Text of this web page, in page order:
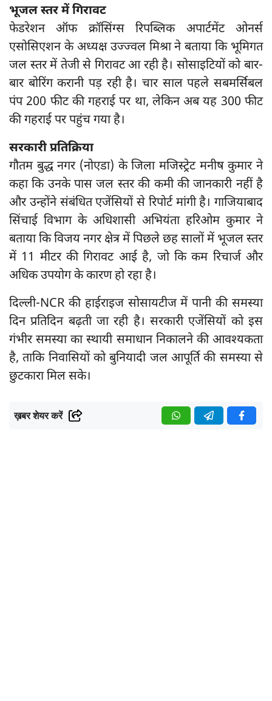
भूजल स्तर में गिरावट
फेडरेशन ऑफ क्रॉसिंग्स रिपब्लिक अपार्टमेंट ओनर्स
एसोसिएशन के अध्यक्ष उज्ज्वल मिश्रा ने बताया कि भूमिगत
जल स्तर में तेजी से गिरावट आ रही है। सोसाइटियों को बार-
बार बोरिंग करानी पड़ रही है। चार साल पहले सबमर्सिबल
पंप 200 फीट की गहराई पर था, लेकिन अब यह 300 फीट
की गहराई पर पहुंच गया है।
सरकारी प्रतिक्रिया
गौतम बुद्ध नगर (नोएडा) के जिला मजिस्ट्रेट मनीष कुमार ने
कहा कि उनके पास जल स्तर की कमी की जानकारी नहीं है
और उन्होंने संबंधित एजेंसियों से रिपोर्ट मांगी है। गाजियाबाद
सिंचाई विभाग के अधिशासी अभियंता हरिओम कुमार ने
बताया कि विजय नगर क्षेत्र में पिछले छह सालों में भूजल स्तर
में 11 मीटर की गिरावट आई है, जो कि कम रिचार्ज और
अधिक उपयोग के कारण हो रहा है।
दिल्ली-NCR की हाईराइज सोसायटीज में पानी की समस्या
दिन प्रतिदिन बढ़ती जा रही है। सरकारी एजेंसियों को इस
गंभीर समस्या का स्थायी समाधान निकालने की आवश्यकता
है, ताकि निवासियों को बुनियादी जल आपूर्ति की समस्या से
छुटकारा मिल सके।
ख़बर शेयर करें